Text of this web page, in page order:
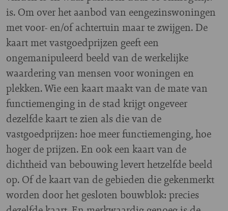
is. Om over het aanbod van eengezinswoningen
met voor- en/of achtertuin maar te zwijgen. De
kaart met vastgoedprijzen geeft een
ongemanipuleerd beeld van de werkelijke
waardering van mensen voor woningen en
plekken. Wie een kaart maakt van de mate van
functiemenging in de stad krijgt ongeveer
dezelfde kaart te zien als die van de
vastgoedprijzen: hoe meer functiemenging, hoe
hoger de prijzen. En ook een kaart van de
dichtheid van bebouwing levert hetzelfde beeld
op. Of de kaart van de gebieden die gekenmerkt
worden door het gesloten bouwblok: precies